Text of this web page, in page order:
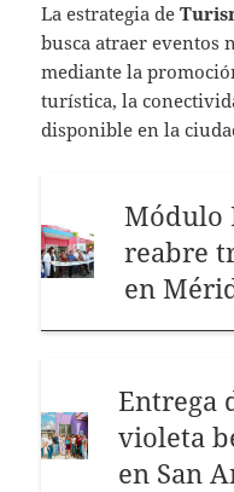
La estrategia de
busca atraer eventos
mediante la
turística, la
disponible en la
Módulo
reabre
en
Entrega
violeta
en San